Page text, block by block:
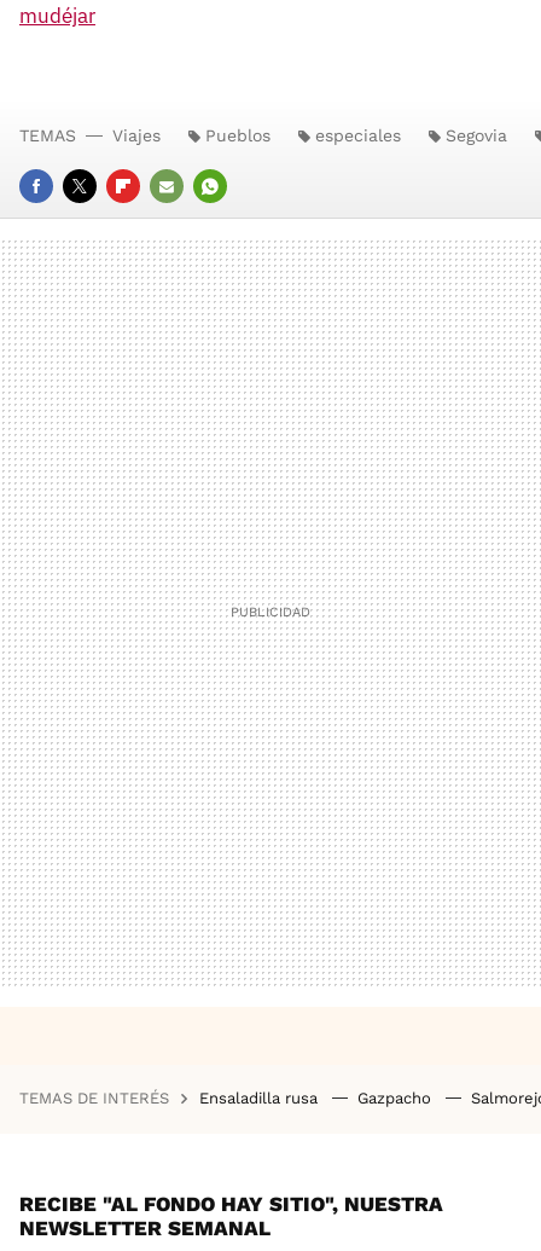
mudéjar
FACEBOOK
TWITTERFLIPBOARD
E-
MAIL
WHATSAPP
TEMAS Viajes Pueblos especiales Segovia
TEMAS DE INTERÉS Ensaladilla rusa Gazpacho
RECIBE "AL FONDO HAY SITIO", NUESTRA
NEWSLETTER SEMANAL